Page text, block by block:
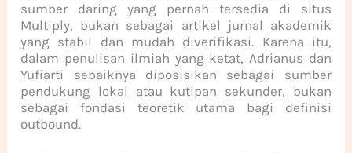
sumber daring yang pernah tersedia di situs
Multiply, bukan sebagai artikel jurnal akademik
yang stabil dan mudah diverifikasi. Karena itu,
dalam penulisan ilmiah yang ketat, Adrianus dan
Yufiarti sebaiknya diposisikan sebagai sumber
pendukung lokal atau kutipan sekunder, bukan
sebagai fondasi teoretik utama bagi definisi
outbound.